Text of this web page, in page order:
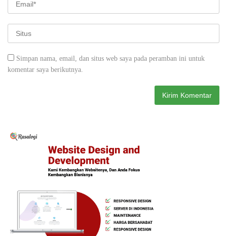
Simpan nama, email, dan situs web saya pada peramban ini untuk
komentar saya berikutnya.